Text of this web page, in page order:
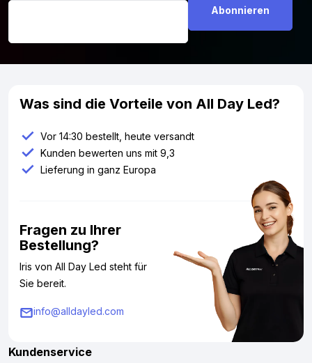
Was sind die Vorteile von All Day Led?
Vor 14:30 bestellt, heute versandt
Kunden bewerten uns mit 9,3
Lieferung in ganz Europa
Fragen zu Ihrer
Bestellung?
Iris von All Day Led steht für
Sie bereit.
info@alldayled.com
Kundenservice